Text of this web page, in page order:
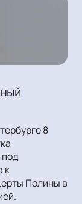
8
к
Полины в